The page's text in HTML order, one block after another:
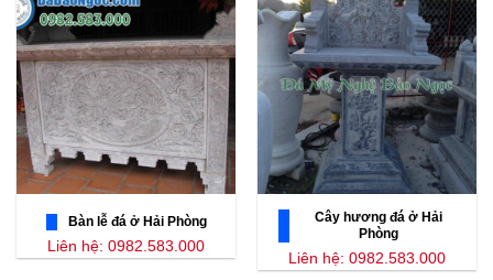
Bàn lễ đá ở Hải Phòng
Liên hệ: 0982.583.000
Cây hương đá ở Hải
Phòng
Liên hệ: 0982.583.000